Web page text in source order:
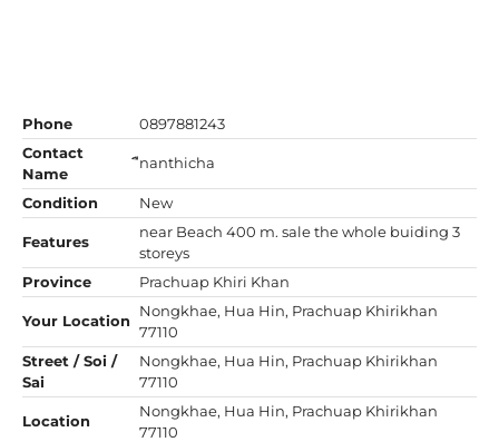
Phone
0897881243
Contact
Name
ืnanthicha
Condition New
Features
near Beach 400 m. sale the whole buiding 3
storeys
Province
Prachuap Khiri Khan
Your Location
Nongkhae, Hua Hin, Prachuap Khirikhan
77110
Street / Soi /
Sai
Nongkhae, Hua Hin, Prachuap Khirikhan
77110
Location
Nongkhae, Hua Hin, Prachuap Khirikhan
77110